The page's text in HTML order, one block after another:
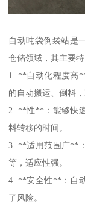
自动吨袋倒袋站是
仓储领域，其主要特
1. **自动化程度高
的自动搬运、倒料，
2. **性**：能够快
料转移的时间。
3. **适用范围广**
等，适应性强。
4. **安全性**：自
了风险。